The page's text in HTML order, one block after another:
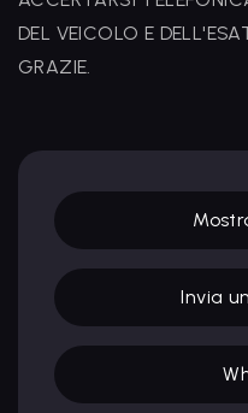
DEL VEICOLO E
GRAZIE.
Invia